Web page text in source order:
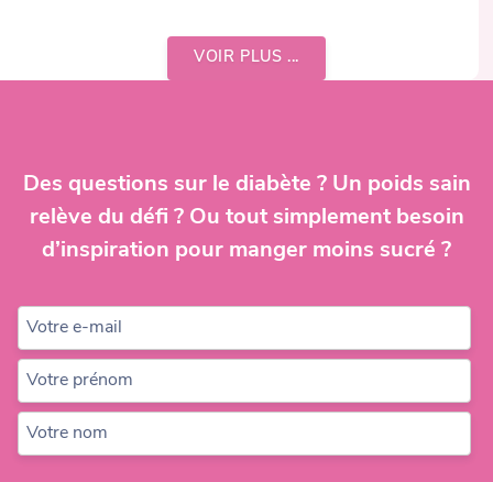
VOIR PLUS ...
Des questions sur le diabète ? Un poids sain
relève du défi ? Ou tout simplement besoin
d’inspiration pour manger moins sucré ?
Votre e-mail
Votre prénom
Votre nom